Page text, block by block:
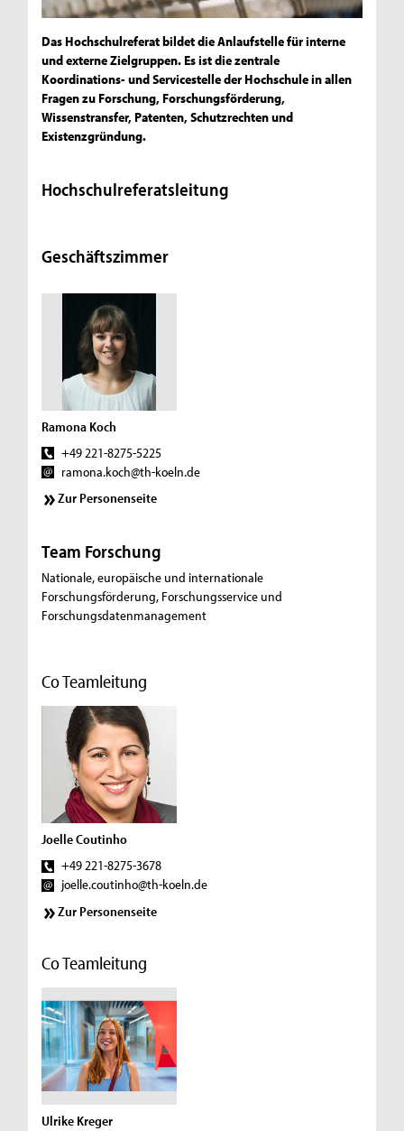
Das Hochschulreferat bildet die Anlaufstelle für interne
und externe Zielgruppen. Es ist die zentrale
Koordinations- und Servicestelle der Hochschule in allen
Fragen zu Forschung, Forschungsförderung,
Wissenstransfer, Patenten, Schutzrechten und
Existenzgründung.
Hochschulreferatsleitung
Geschäftszimmer
Ramona Koch
+49 221-8275-5225
ramona.koch@th-koeln.de
Zur Personenseite
Team Forschung
Nationale, europäische und internationale
Forschungsförderung, Forschungsservice und
Forschungsdatenmanagement
Co Teamleitung
Joelle Coutinho
+49 221-8275-3678
joelle.coutinho@th-koeln.de
Zur Personenseite
Co Teamleitung
Ulrike Kreger